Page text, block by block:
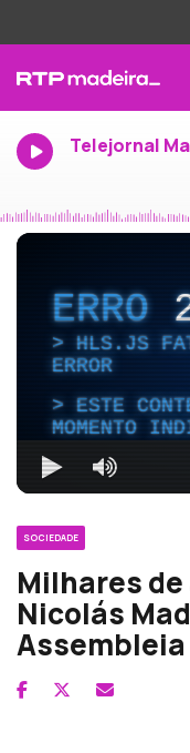
Telejornal
ERRO
HLS.JS
ERROR
ESTE
MOMENTO
SOCIEDADE
Milhares
Nicolás